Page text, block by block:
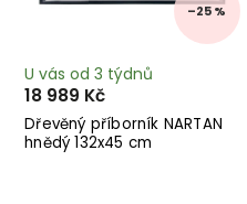
–25 %
Dřevěný příborník NARTAN
hnědý 132x45 cm
U vás od 3 týdnů
18 989 Kč